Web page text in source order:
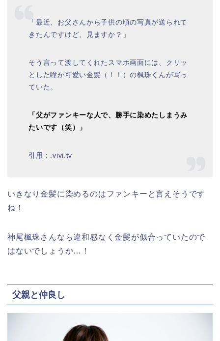
「最近、お父さんから子供の頃の写真が送られて
きたんですけど、見ますか？」
そう言って渡してくれたスマホ画面には、クリッ
とした瞳が可愛い金髪（！！）の楓珠くんが写っ
ていた。
「父がファンキーな人で、勝手に染めたしまうみ
たいです（笑）」
引用：.vivi.tv
いきなり金髪に染めるのはファンキーと言えそうです
ね！
神尾楓珠さんなら違和感なく金髪が似合っていたので
はないでしょうか…！
父親と仲良し